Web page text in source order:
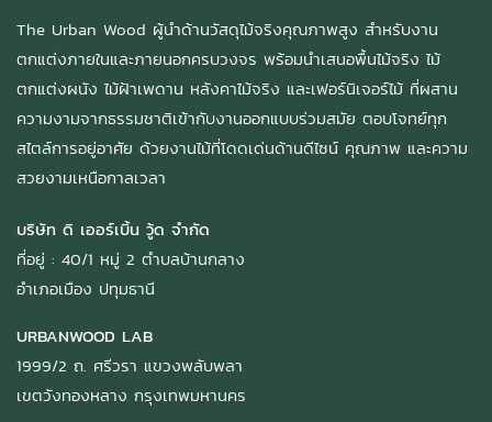
The Urban Wood ผู้นำด้านวัสดุไม้จริงคุณภาพสูง สำหรับงาน
ตกแต่งภายในและภายนอกครบวงจร พร้อมนำเสนอพื้นไม้จริง ไม้
ตกแต่งผนัง ไม้ฝ้าเพดาน หลังคาไม้จริง และเฟอร์นิเจอร์ไม้ ที่ผสาน
ความงามจากธรรมชาติเข้ากับงานออกแบบร่วมสมัย ตอบโจทย์ทุก
สไตล์การอยู่อาศัย ด้วยงานไม้ที่โดดเด่นด้านดีไซน์ คุณภาพ และความ
สวยงามเหนือกาลเวลา
บริษัท ดิ เออร์เบิ้น วู้ด จำกัด
ที่อยู่ : 40/1 หมู่ 2 ตำบลบ้านกลาง
อำเภอเมือง ปทุมธานี
URBANWOOD LAB
1999/2 ถ. ศรีวรา แขวงพลับพลา
เขตวังทองหลาง กรุงเทพมหานคร